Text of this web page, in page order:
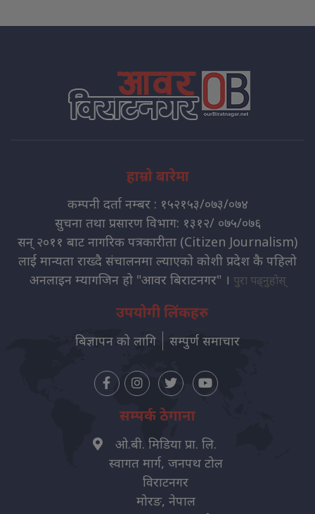
हाम्रो बारेमा
कम्पनी दर्ता नम्बर : १५२१५३/०७३/०७४
सुचना तथा प्रसारण विभाग: १३१२/ ०७५/०७६
सन् २०११ बाट नागरिक पत्रकारीता (Citizen Journalism)
लाई मान्यता राख्दै संचालनमा ल्याएको कोशी प्रदेश कै पहिलो
अनलाइन म्यागजिन हो "आवर बिराटनगर" । पुरा पढ्नुहोस्
उपयोगी लिंकहरु
बिज्ञापन को लागि सम्पुर्ण समाचार
सम्पर्क ठेगाना
ओ.बी. मिडिया प्रा. लि.
स्वागत मार्ग, जनपथ टोल
विराटनगर
मोरङ, नेपाल